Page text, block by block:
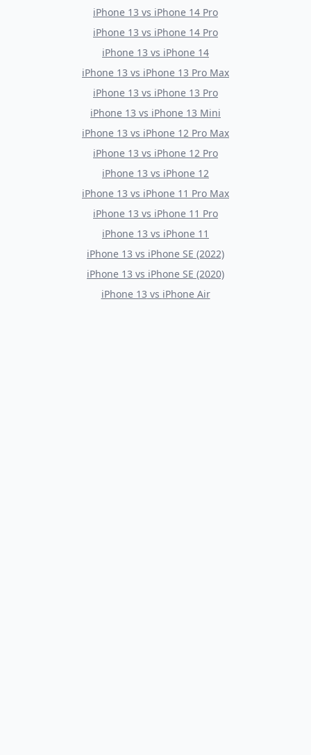
iPhone 13 vs iPhone 14 Pro
iPhone 13 vs iPhone 14 Pro
iPhone 13 vs iPhone 14
iPhone 13 vs iPhone 13 Pro Max
iPhone 13 vs iPhone 13 Pro
iPhone 13 vs iPhone 13 Mini
iPhone 13 vs iPhone 12 Pro Max
iPhone 13 vs iPhone 12 Pro
iPhone 13 vs iPhone 12
iPhone 13 vs iPhone 11 Pro Max
iPhone 13 vs iPhone 11 Pro
iPhone 13 vs iPhone 11
iPhone 13 vs iPhone SE (2022)
iPhone 13 vs iPhone SE (2020)
iPhone 13 vs iPhone Air